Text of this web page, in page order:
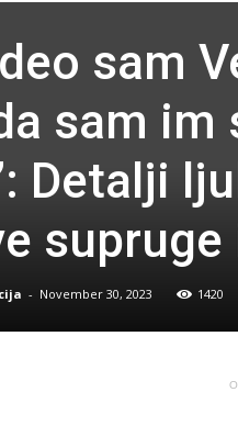
sam
sam im
Detalji
- November 30, 2023 1420